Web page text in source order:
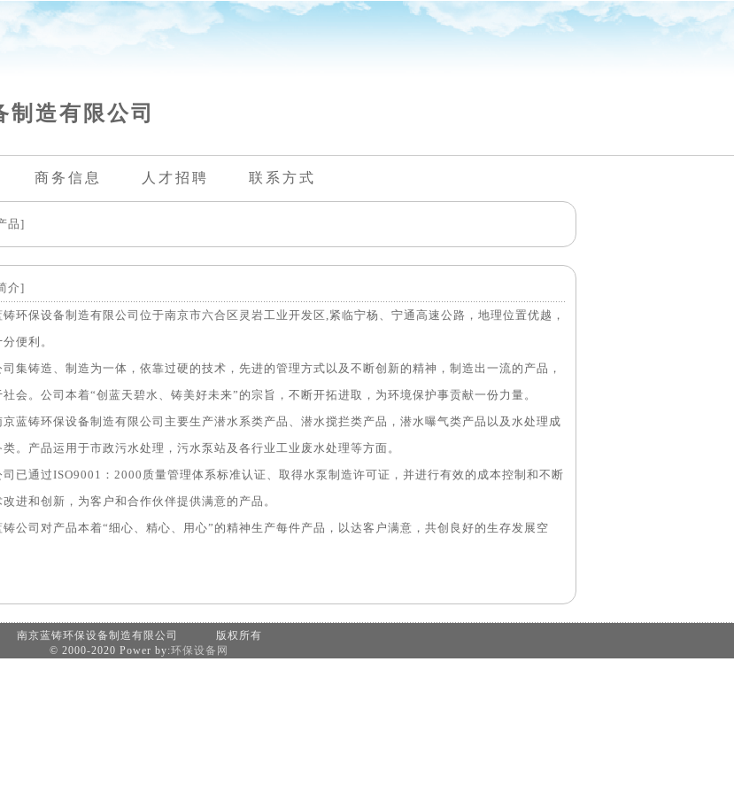
造有限公司
商务信息 人才招聘 联系方式
品]
介]
铸环保设备制造有限公司位于南京市六合区灵岩工业开发区,紧临宁杨、宁通高速公路，地理位置优越，
便利。
铸造、制造为一体，依靠过硬的技术，先进的管理方式以及不断创新的精神，制造出一流的产品，
社会。公司本着“创蓝天碧水、铸美好未来”的宗旨，不断开拓进取，为环境保护事贡献一份力量。
铸环保设备制造有限公司主要生产潜水系类产品、潜水搅拦类产品，潜水曝气类产品以及水处理成
类。产品运用于市政污水处理，污水泵站及各行业工业废水处理等方面。
通过ISO9001：2000质量管理体系标准认证、取得水泵制造许可证，并进行有效的成本控制和不断
改进和创新，为客户和合作伙伴提供满意的产品。
司对产品本着“细心、精心、用心”的精神生产每件产品，以达客户满意，共创良好的生存发展空
南京蓝铸环保设备制造有限公司 版权所有
© 2000-2020 Power by:环保设备网